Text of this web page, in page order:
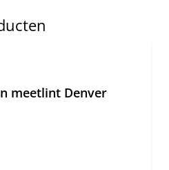
meetlint Denver